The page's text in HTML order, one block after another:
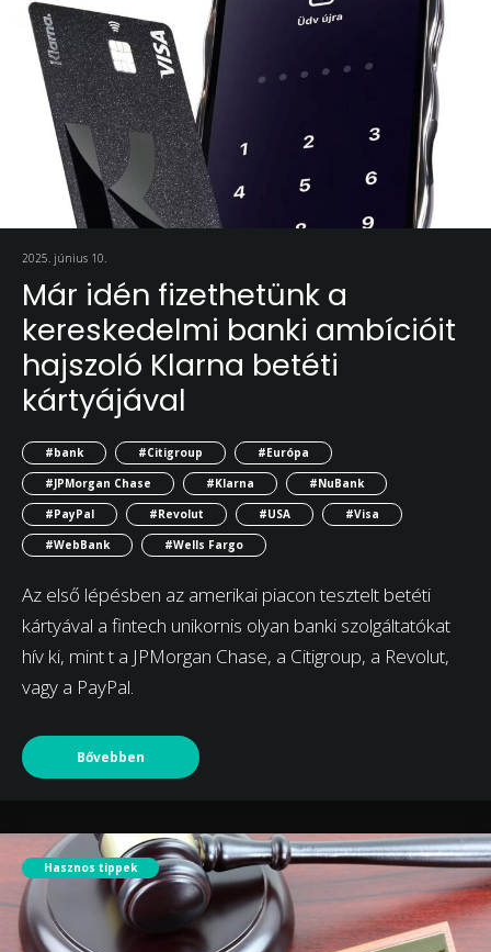
2025. június 10.
Már idén fizethetünk a
kereskedelmi banki ambícióit
hajszoló Klarna betéti
kártyájával
#bank #Citigroup
#Európa
#JPMorgan Chase
#Klarna
#NuBank
#PayPal
#Revolut #USA
#Visa
#WebBank
#Wells Fargo
Az első lépésben az amerikai piacon tesztelt betéti
kártyával a fintech unikornis olyan banki szolgáltatókat
hív ki, mint t a JPMorgan Chase, a Citigroup, a Revolut,
vagy a PayPal.
Bővebben
Hasznos tippek